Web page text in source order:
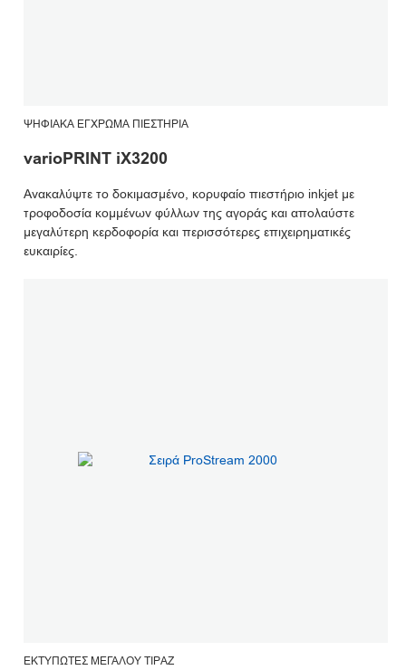
ΨΗΦΙΑΚΆ ΈΓΧΡΩΜΑ ΠΙΕΣΤΉΡΙΑ
varioPRINT iX3200
Ανακαλύψτε το δοκιμασμένο, κορυφαίο πιεστήριο inkjet με
τροφοδοσία κομμένων φύλλων της αγοράς και απολαύστε
μεγαλύτερη κερδοφορία και περισσότερες επιχειρηματικές
ευκαιρίες.
ΕΚΤΥΠΩΤΈΣ ΜΕΓΆΛΟΥ ΤΙΡΆΖ